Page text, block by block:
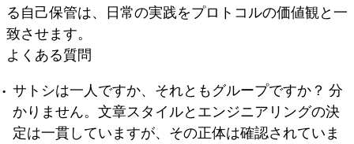
る自己保管は、日常の実践をプロトコルの価値観と一
致させます。
よくある質問
サトシは一人ですか、それともグループですか？ 分
かりません。文章スタイルとエンジニアリングの決
定は一貫していますが、その正体は確認されていま